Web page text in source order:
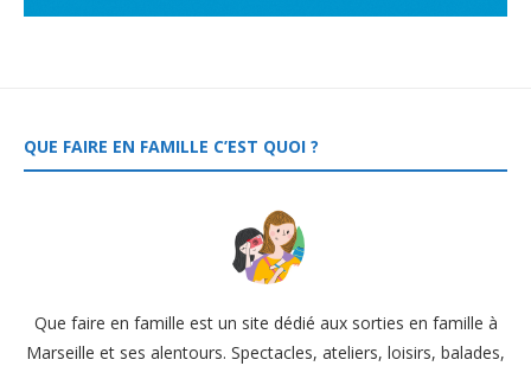
QUE FAIRE EN FAMILLE C’EST QUOI ?
Que faire en famille est un site dédié aux sorties en famille à
Marseille et ses alentours. Spectacles, ateliers, loisirs, balades,